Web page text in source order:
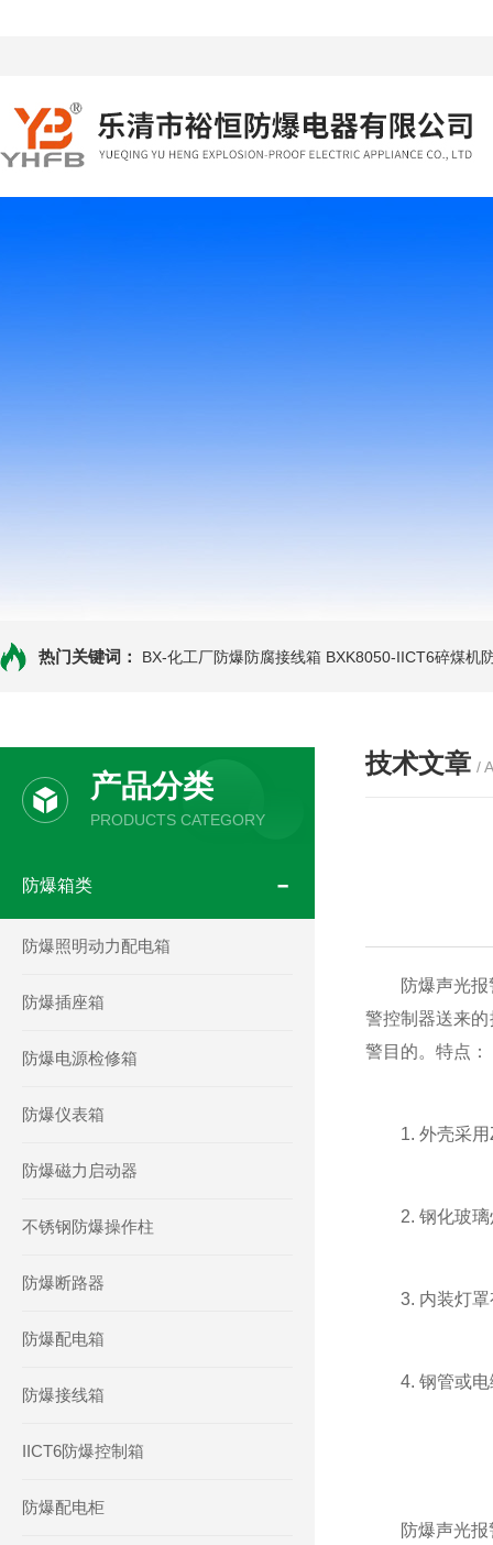
热门关键词： BX-化工厂防爆防腐接线箱 BXK8050-IICT6碎煤机
产品分类
PRODUCTS CATEGORY
防爆箱类
防爆照明动力配电箱
防爆插座箱
防爆电源检修箱
防爆仪表箱
防爆磁力启动器
不锈钢防爆操作柱
防爆断路器
防爆配电箱
防爆接线箱
IICT6防爆控制箱
防爆配电柜
技术文章 /
防爆声光报警
警控制器送来
警目的。特点：
1. 外壳采用
2. 钢化玻璃
3. 内装灯罩
4. 钢管或电
防爆声光报警